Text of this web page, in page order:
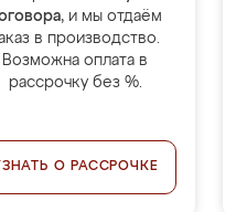
, и мы отдаём
в производство.
Возможна оплата в
рассрочку без %.
О РАССРОЧКЕ